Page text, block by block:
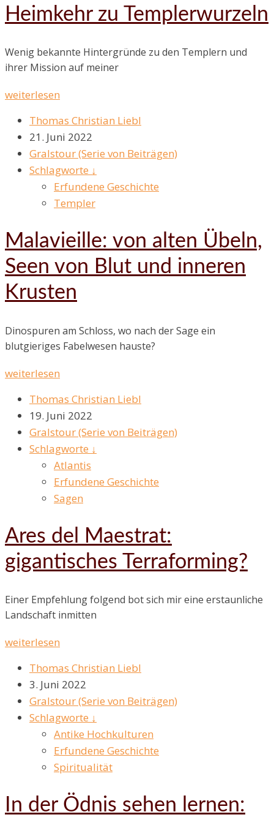
Heimkehr zu Templerwurzeln
Wenig bekannte Hintergründe zu den Templern und
ihrer Mission auf meiner
weiterlesen
Thomas Christian Liebl
21. Juni 2022
Gralstour (Serie von Beiträgen)
Schlagworte ↓
Erfundene Geschichte
Templer
Malavieille: von alten Übeln,
Seen von Blut und inneren
Krusten
Dinospuren am Schloss, wo nach der Sage ein
blutgieriges Fabelwesen hauste?
weiterlesen
Thomas Christian Liebl
19. Juni 2022
Gralstour (Serie von Beiträgen)
Schlagworte ↓
Atlantis
Erfundene Geschichte
Sagen
Ares del Maestrat:
gigantisches Terraforming?
Einer Empfehlung folgend bot sich mir eine erstaunliche
Landschaft inmitten
weiterlesen
Thomas Christian Liebl
3. Juni 2022
Gralstour (Serie von Beiträgen)
Schlagworte ↓
Antike Hochkulturen
Erfundene Geschichte
Spiritualität
In der Ödnis sehen lernen: